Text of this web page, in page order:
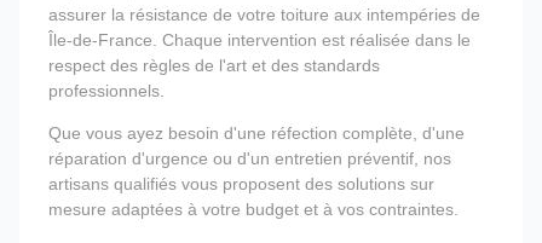
assurer la résistance de votre toiture aux intempéries de
Île-de-France. Chaque intervention est réalisée dans le
respect des règles de l'art et des standards
professionnels.
Que vous ayez besoin d'une réfection complète, d'une
réparation d'urgence ou d'un entretien préventif, nos
artisans qualifiés vous proposent des solutions sur
mesure adaptées à votre budget et à vos contraintes.